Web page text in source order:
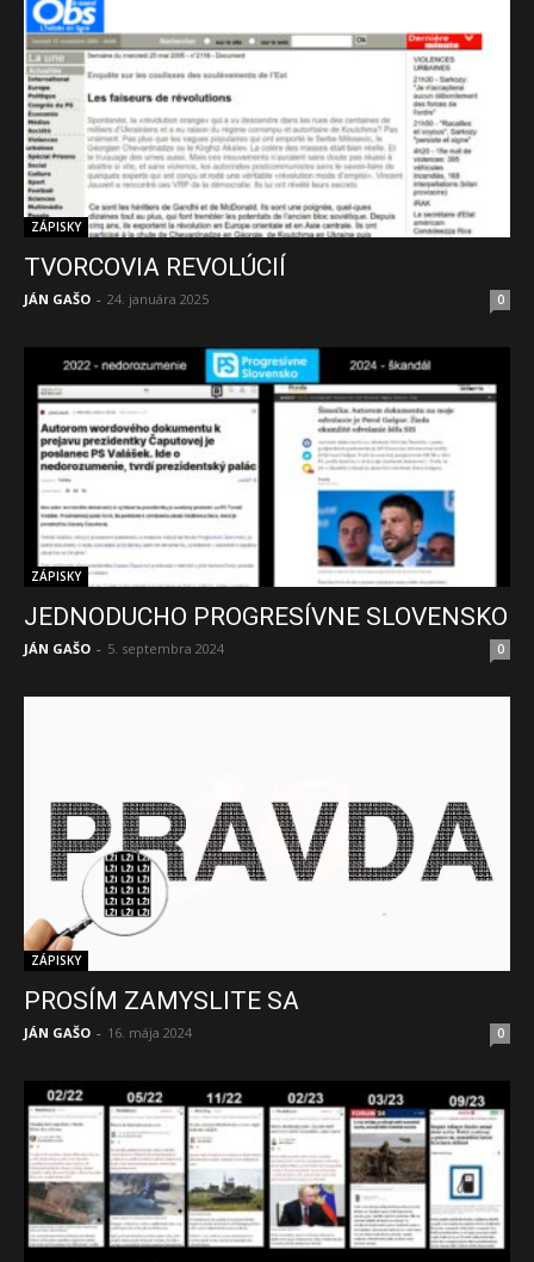
ZÁPISKY
TVORCOVIA REVOLÚCIÍ
JÁN GAŠO - 24. januára 2025 0
ZÁPISKY
JEDNODUCHO PROGRESÍVNE SLOVENSKO
JÁN GAŠO - 5. septembra 2024 0
ZÁPISKY
PROSÍM ZAMYSLITE SA
JÁN GAŠO - 16. mája 2024 0